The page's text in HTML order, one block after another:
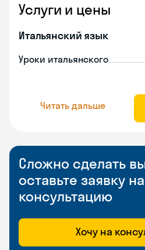
Услуги и цены
Итальянский язык
Уроки итальянского
Читать дальше
Сложно сделать
оставьте заявку
консультацию
Хочу на